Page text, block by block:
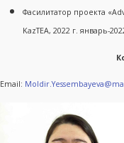
Фасилитатор проекта
KazTEA, 2022 г. январь-
Email: